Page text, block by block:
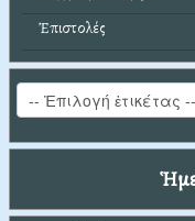
Ἐπιστολές